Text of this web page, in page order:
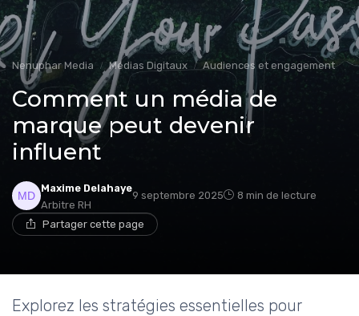
Nenuphar Media Médias Digitaux Audiences et engagement
Comment un média de
marque peut devenir
influent
Maxime Delahaye
Arbitre RH
9 septembre 2025 8 min de lecture
Partager cette page
Explorez les stratégies essentielles pour